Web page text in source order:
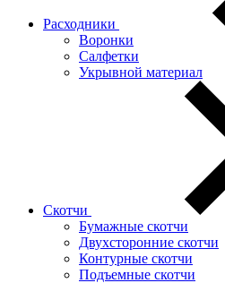
Расходники
Воронки
Салфетки
Укрывной материал
Скотчи
Бумажные скотчи
Двухсторонние скотчи
Контурные скотчи
Подъемные скотчи